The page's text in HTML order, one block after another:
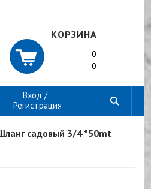
КОРЗИНА
0
0
Вход /
Регистрация
садовый 3/4 *50mt